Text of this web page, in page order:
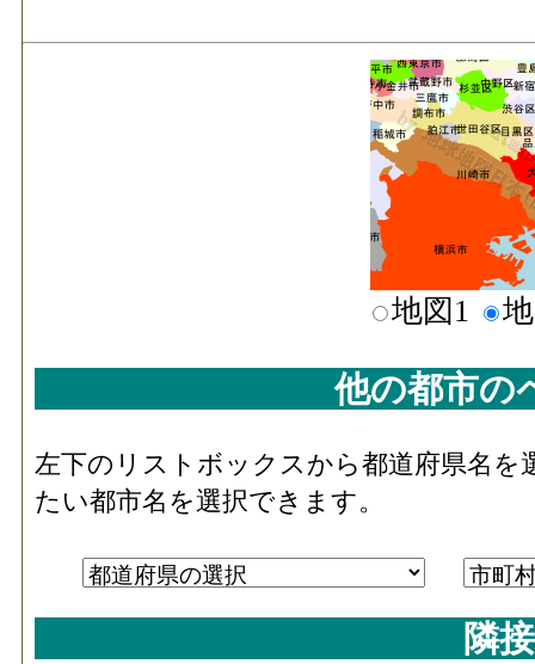
地図1
他の都市の
左下のリストボックスから都道府県名
たい都市名を選択できます。
隣